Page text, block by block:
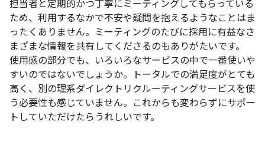
担当者と定期的かつ丁寧にミーティングしてもらっている
ため、利用するなかで不安や疑問を抱えるようなことはま
ったくありません。ミーティングのたびに採用に有益なさ
まざまな情報を共有してくださるのもありがたいです。
使用感の部分でも、いろいろなサービスの中で一番使いや
すいのではないでしょうか。トータルでの満足度がとても
高く、別の理系ダイレクトリクルーティングサービスを使
う必要性も感じていません。これからも変わらずにサポー
トしていただけたらうれしいです。